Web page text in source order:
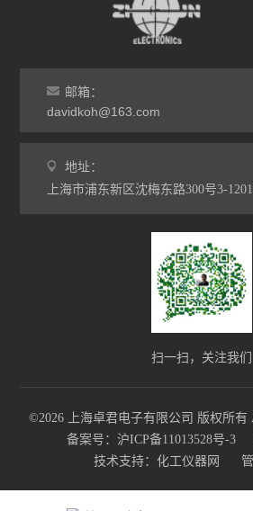
邮箱：
davidkoh@163.com
地址：
上海市浦东新区沈梅东路300号3-
扫一扫，关注我们
©2026 上海卓君电子有限公司 版权所有
备案号：沪ICP备11013528号-3
技术支持： 化工仪器网